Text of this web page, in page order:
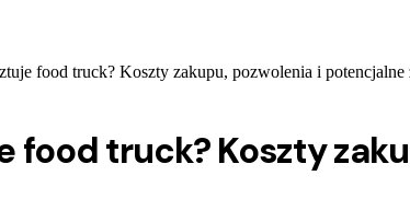
food truck? Koszty zakupu, pozwolenia i potencjalne
food truck? Koszty